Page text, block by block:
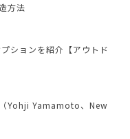
方法
ションを紹介【アウトド
Yohji Yamamoto、New